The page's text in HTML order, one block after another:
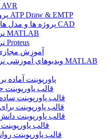
آموزش AVR
پروژه های ATP Draw & EMTP
پروژه ها و مدل های آماده CAD
نرم افزار MATLAB
نرم افزار Proteus
آموزش
ویدیوهای آموزشی نرم افزار MATLAB
پاورپوینت آماده
قالب پاورپوینت
قالب پاورپوینت
قالب پاورپوینت
قالب پاورپوینت
قالب
قالب پاورپوینت